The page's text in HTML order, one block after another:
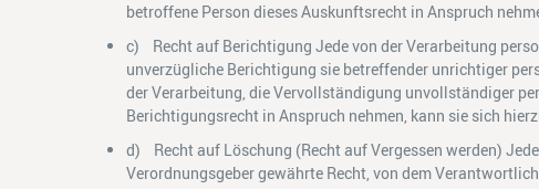
betroffene Person dieses Auskunftsrecht in Anspruch
c) Recht auf Berichtigung Jede von der Verarbeitung
unverzügliche Berichtigung sie betreffender unrichtiger
der Verarbeitung, die Vervollständigung unvollständiger
Berichtigungsrecht in Anspruch nehmen, kann sie sich
d) Recht auf Löschung (Recht auf Vergessen werden)
Verordnungsgeber gewährte Recht, von dem